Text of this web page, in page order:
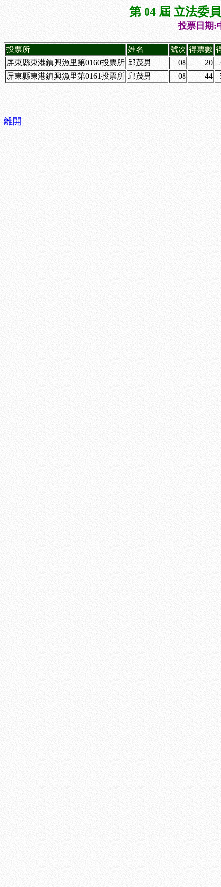
第 04 屆 立法委
投票日期:
投票所 姓名 號次 得票數
屏東縣東港鎮興漁里第0160投票所 邱茂男 08 20
屏東縣東港鎮興漁里第0161投票所 邱茂男 08 44
離開